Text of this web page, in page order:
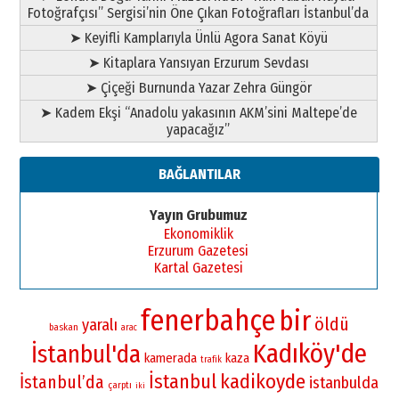
Fotoğrafçısı” Sergisi’nin Öne Çıkan Fotoğrafları İstanbul’da
➤ Keyifli Kamplarıyla Ünlü Agora Sanat Köyü
➤ Kitaplara Yansıyan Erzurum Sevdası
➤ Çiçeği Burnunda Yazar Zehra Güngör
➤ Kadem Ekşi “Anadolu yakasının AKM’sini Maltepe’de
yapacağız”
BAĞLANTILAR
Yayın Grubumuz
Ekonomiklik
Erzurum Gazetesi
Kartal Gazetesi
baskan yaralı arac fenerbahçe biröldü
İstanbul'da kamerada trafik kaza Kadıköy'de
İstanbul’da çarptı iki İstanbul kadikoyde istanbulda